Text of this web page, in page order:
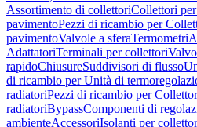
Assortimento di collettoriCollettori
pavimentoPezzi di ricambio per
pavimentoValvole a sferaTermometri
AdattatoriTerminali per collettori
rapidoChiusureSuddivisori di flusso
di ricambio per Unità di
radiatoriPezzi di ricambio per
radiatoriBypassComponenti di
ambienteAccessoriIsolanti per